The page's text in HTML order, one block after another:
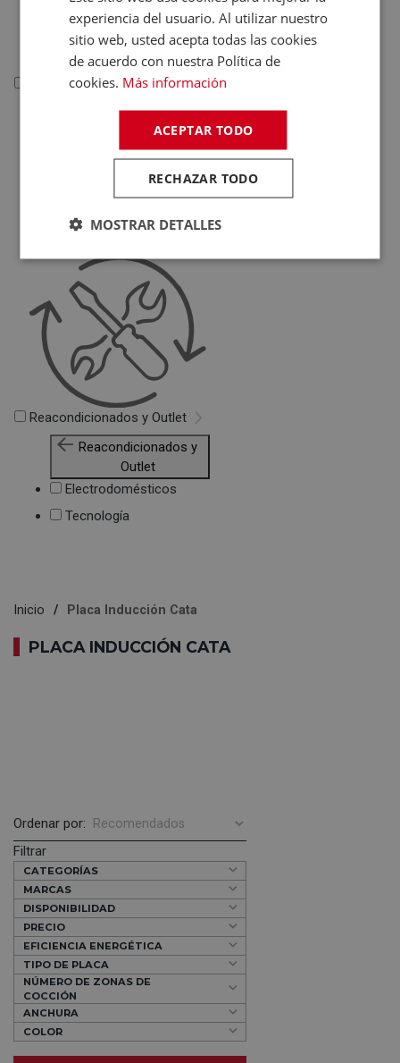
Deportivas
Juguetes
Telefonía
Fundas Teléfonos
Móviles
Reacondicionados y Outlet
Reacondicionados y
Outlet
Electrodomésticos
Tecnología
Inicio Placa Inducción Cata
PLACA INDUCCIÓN CATA
Ordenar por:
Filtrar
CATEGORÍAS
MARCAS
DISPONIBILIDAD
PRECIO
EFICIENCIA ENERGÉTICA
TIPO DE PLACA
NÚMERO DE ZONAS DE
COCCIÓN
ANCHURA
COLOR
experiencia del usuario. Al utilizar nuestro
sitio web, usted acepta todas las cookies
de acuerdo con nuestra Política de
cookies. Más información
ACEPTAR TODO
RECHAZAR TODO
MOSTRAR DETALLES